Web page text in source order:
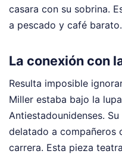
casara con su sobrina.
a pescado y café barato.
La conexión con
Resulta imposible
Miller estaba bajo la
Antiestadounidenses.
delatado a compañeros
carrera. Esta pieza